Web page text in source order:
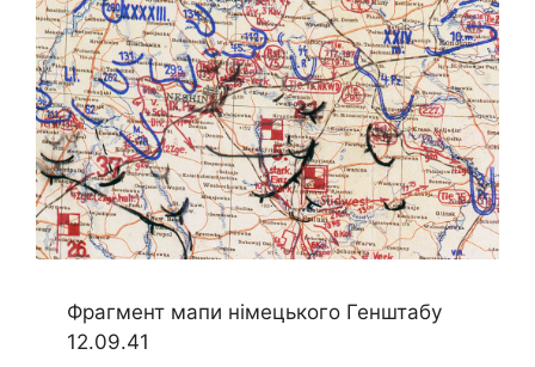
Фрагмент мапи німецького Генштабу
12.09.41